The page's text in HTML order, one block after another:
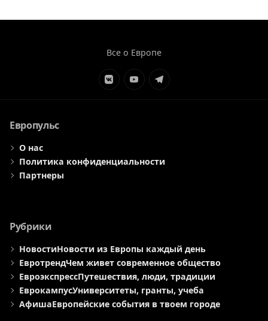
Все о Европе
ЭлементЭлементЭлемент
Европульс
О нас
Политика конфиденциальности
Партнеры
Рубрики
НовостиНовости из Европы каждый день
ЕвротрендЧем живет современное общество
ЕвроэкспрессПутешествия, люди, традиции
ЕврокампусУниверситеты, гранты, учеба
АфишаЕвропейские события в твоем городе